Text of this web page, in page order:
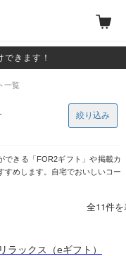
きます！
一覧
できる「FOR2ギフト」や掲載カ
すめします。自宅でおいしいコー
絞り込み
全11件
ラックス（eギフト）